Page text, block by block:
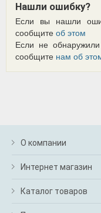
Нашли ошибку?
Если вы нашли
сообщите об этом
Если не
сообщите нам об
О компании
Интернет магазин
Каталог товаров